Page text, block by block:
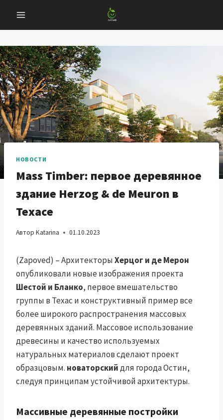
содержанию
НОВОСТИ
Mass Timber: первое деревянное
здание Herzog & de Meuron в
Техасе
Автор Katarina 01.10.2023
(Zapoved) – АрхитекторыХерцог и де Мерон
опубликовали новые изображения проекта
Шестой и Бланко, первое вмешательство
группы в Техас и конструктивный пример все
более широкого распространения массовых
деревянных зданий. Массовое использование
древесины и качество используемых
натуральных материалов сделают проект
образцовым. новаторскийдля города Остин,
следуя принципам устойчивой архитектуры.
Массивные деревянные постройки